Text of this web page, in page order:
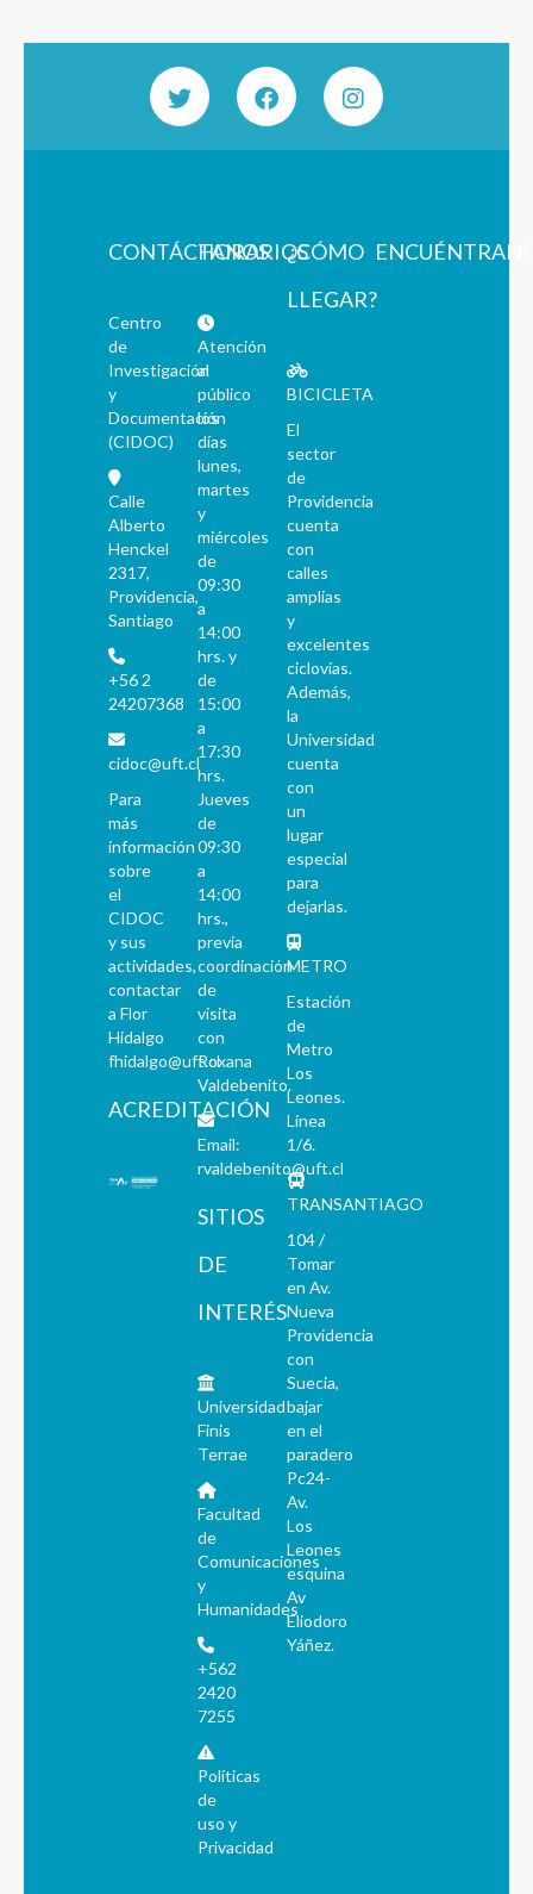
CONTÁCTANOS
Centro
de
Investigación
y
Documentación
(CIDOC)
Calle
Alberto
Henckel
2317,
Providencia,
Santiago
+56 2
24207368
cidoc@uft.cl
Para
más
información
sobre
el
CIDOC
y sus
actividades,
contactar
a Flor
Hidalgo
fhidalgo@uft.cl
ACREDITACIÓN
HORARIOS
Atención
al
público
los
días
lunes,
martes
y
miércoles
de
09:30
a
14:00
hrs. y
de
15:00
a
17:30
hrs.
Jueves
de
09:30
a
14:00
hrs.,
previa
coordinación
de
visita
con
Roxana
Valdebenito.
Email:
rvaldebenito@uft.cl
SITIOS
DE
INTERÉS
Universidad
Finis
Terrae
Facultad
de
Comunicaciones
y
Humanidades
+562
2420
7255
Políticas
de
uso y
Privacidad
¿CÓMO
LLEGAR?
BICICLETA
El
sector
de
Providencia
cuenta
con
calles
amplias
y
excelentes
ciclovías.
Además,
la
Universidad
cuenta
con
un
lugar
especial
para
dejarlas.
METRO
Estación
de
Metro
Los
Leones.
Línea
1/6.
TRANSANTIAGO
104 /
Tomar
en Av.
Nueva
Providencia
con
Suecia,
bajar
en el
paradero
Pc24-
Av.
Los
Leones
esquina
Av
Eliodoro
Yáñez.